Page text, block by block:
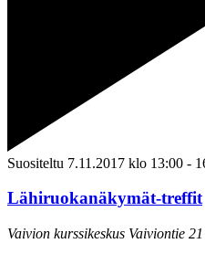
Suositeltu 7.11.2017 klo 13:00 -
Lähiruokanäkymät-treffit
Vaivion kurssikeskus Vaiviontie